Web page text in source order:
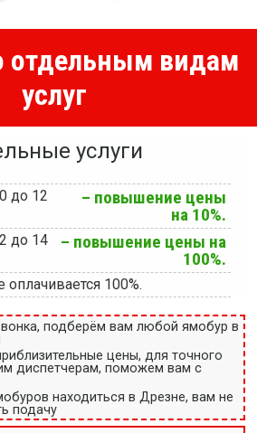
видам
услуг
услуги
до 12
– повышение цены
на 10%.
до 14
– повышение цены на
100%.
100%.
подберём вам любой ямобур в
цены, для точного
диспетчерам, поможем вам с
находиться в Дрезне, вам не
подачу